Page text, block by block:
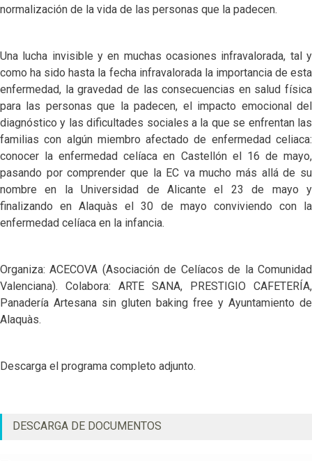
normalización de la vida de las personas que la padecen.
Una lucha invisible y en muchas ocasiones infravalorada, tal y
como ha sido hasta la fecha infravalorada la importancia de esta
enfermedad, la gravedad de las consecuencias en salud física
para las personas que la padecen, el impacto emocional del
diagnóstico y las dificultades sociales a la que se enfrentan las
familias con algún miembro afectado de enfermedad celiaca:
conocer la enfermedad celíaca en Castellón el 16 de mayo,
pasando por comprender que la EC va mucho más allá de su
nombre en la Universidad de Alicante el 23 de mayo y
finalizando en Alaquàs el 30 de mayo conviviendo con la
enfermedad celíaca en la infancia.
Organiza: ACECOVA (Asociación de Celíacos de la Comunidad
Valenciana). Colabora: ARTE SANA, PRESTIGIO CAFETERÍA,
Panadería Artesana sin gluten baking free y Ayuntamiento de
Alaquàs.
Descarga el programa completo adjunto.
DESCARGA DE DOCUMENTOS